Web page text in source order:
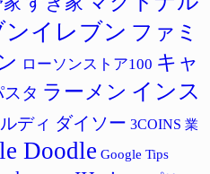
ンイレブン ファミ
ローソンストア100 キャ
タ ラーメン インス
ディ ダイソー 3COINS 業
Doodle Google Tips